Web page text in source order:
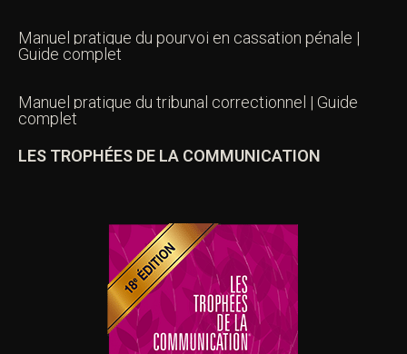
Manuel pratique du pourvoi en cassation pénale |
Guide complet
Manuel pratique du tribunal correctionnel | Guide
complet
LES TROPHÉES DE LA COMMUNICATION